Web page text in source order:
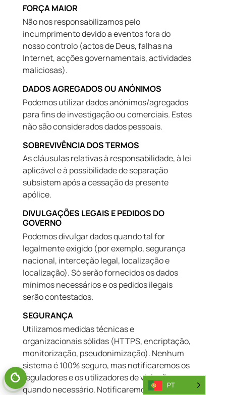
FORÇA MAIOR
Não nos responsabilizamos pelo
incumprimento devido a eventos fora do
nosso controlo (actos de Deus, falhas na
Internet, acções governamentais, actividades
maliciosas).
DADOS AGREGADOS OU ANÓNIMOS
Podemos utilizar dados anónimos/agregados
para fins de investigação ou comerciais. Estes
não são considerados dados pessoais.
SOBREVIVÊNCIA DOS TERMOS
As cláusulas relativas à responsabilidade, à lei
aplicável e à possibilidade de separação
subsistem após a cessação da presente
apólice.
DIVULGAÇÕES LEGAIS E PEDIDOS DO
GOVERNO
Podemos divulgar dados quando tal for
legalmente exigido (por exemplo, segurança
nacional, interceção legal, localização e
localização). Só serão fornecidos os dados
mínimos necessários e os pedidos ilegais
serão contestados.
SEGURANÇA
Utilizamos medidas técnicas e
organizacionais sólidas (HTTPS, encriptação,
monitorização, pseudonimização). Nenhum
sistema é 100% seguro, mas notificaremos os
reguladores e os utilizadores de violações
quando necessário. Notificaremos as
PT